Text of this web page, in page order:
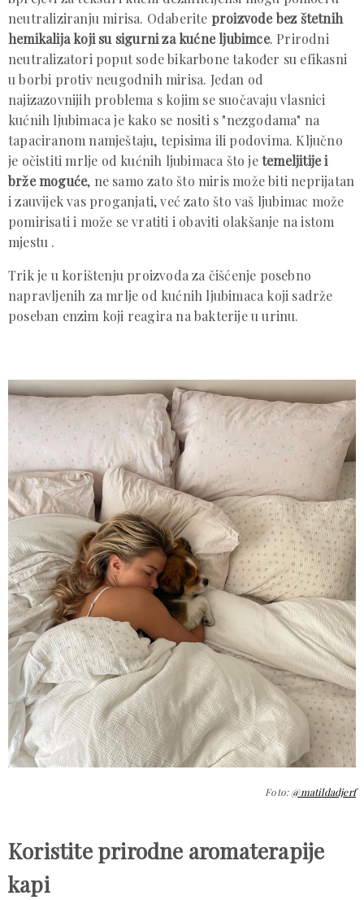
neutraliziranju mirisa. Odaberite proizvode bez štetnih
hemikalija koji su sigurni za kućne ljubimce. Prirodni
neutralizatori poput sode bikarbone također su efikasni
u borbi protiv neugodnih mirisa. Jedan od
najizazovnijih problema s kojim se suočavaju vlasnici
kućnih ljubimaca je kako se nositi s "nezgodama" na
tapaciranom namještaju, tepisima ili podovima. Ključno
je očistiti mrlje od kućnih ljubimaca što jetemeljitije i
brže moguće, ne samo zato što miris može biti neprijatan
i zauvijek vas proganjati, već zato što vaš ljubimac može
pomirisati i može se vratiti i obaviti olakšanje na istom
mjestu .
Trik je u korištenju proizvoda za čišćenje posebno
napravljenih za mrlje od kućnih ljubimaca koji sadrže
poseban enzim koji reagira na bakterije u urinu.
Foto:@matildadjerf
Koristite prirodne aromaterapije
kapi